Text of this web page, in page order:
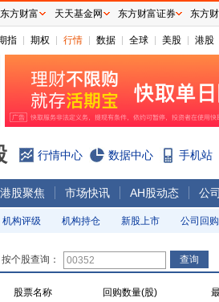
指 期权 行情 数据 全球 美股 港股
行情中心 数据中心 手机站
港股聚焦 市场快讯 AH股动态 公
机构评级 机构持仓 新股上市 公司回购
按个股查询：
股票名称 回购数量(股)
东方财富 天天基金网 东方财富证券 东方